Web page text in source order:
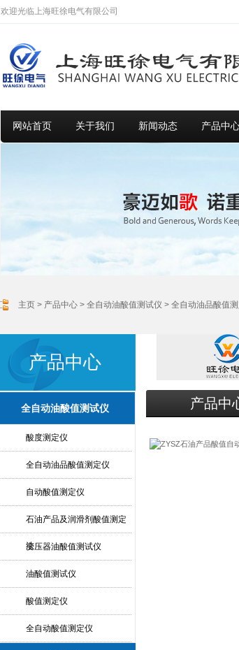
欢迎光临上海旺徐电气有限公司
网站首页 关于我们 新闻动态 产品中
主页 > 产品中心 > 全自动油酸值测试仪 > 全自动油品酸值
产品中心
全自动油酸值测试仪
酸度测定仪
全自动油品酸值测定仪
自动酸值测定仪
石油产品及润滑剂酸值测定
法
变压器油酸值测试仪
油酸值测试仪
酸值测定仪
全自动酸值测定仪
产品中